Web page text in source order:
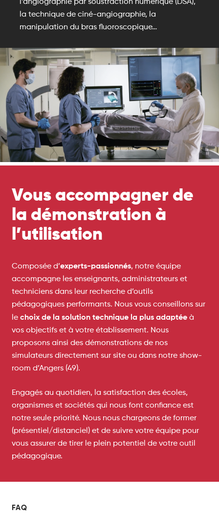
la technique de ciné-angiographie, la
manipulation du bras fluoroscopique…
Vous accompagner de
la démonstration à
l’utilisation
Composée d’experts-passionnés, notre équipe
accompagne les enseignants, administrateurs et
techniciens dans leur recherche d’outils
pédagogiques performants. Nous vous conseillons sur
le choix de la solution technique la plus adaptée à
vos objectifs et à votre établissement. Nous
proposons ainsi des démonstrations de nos
simulateurs directement sur site ou dans notre show-
room d’Angers (49).
Engagés au quotidien, la satisfaction des écoles,
organismes et sociétés qui nous font confiance est
notre seule priorité. Nous nous chargeons de former
(présentiel/distanciel) et de suivre votre équipe pour
vous assurer de tirer le plein potentiel de votre outil
pédagogique.
FAQ